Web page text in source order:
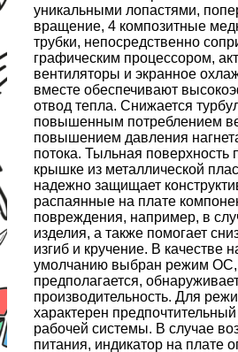
уникальными лопастями,
вращение, 4 композитные
трубки, непосредственно
графическим процессором,
вентиляторы и экранное
вместе обеспечивают
отвод тепла. Снижается
повышенным потреблением
повышением давления
потока. Тыльная поверхность
крышке из металлической
надежно защищает
распаянные на плате
повреждения, например, в
изделия, а также помогает
изгиб и кручение. В качестве
умолчанию выбран режим OC,
предполагается,
производительность. Для
характерен
рабочей системы. В случае
питания, индикатор на плате